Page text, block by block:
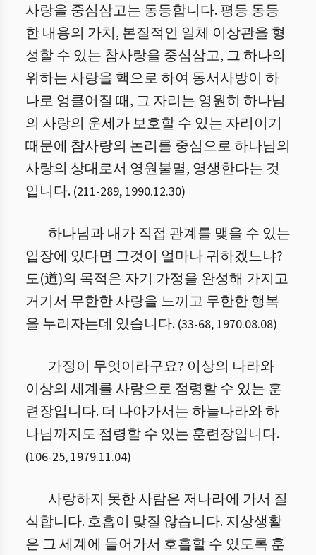
사랑을 중심삼고는 동등합니다. 평등 동등
한 내용의 가치, 본질적인 일체 이상관을 형
성할 수 있는 참사랑을 중심삼고, 그 하나의
위하는 사랑을 핵으로 하여 동서사방이 하
나로 엉클어질 때, 그 자리는 영원히 하나님
의 사랑의 운세가 보호할 수 있는 자리이기
때문에 참사랑의 논리를 중심으로 하나님의
사랑의 상대로서 영원불멸, 영생한다는 것
입니다. (211-289, 1990.12.30)
하나님과 내가 직접 관계를 맺을 수 있는
입장에 있다면 그것이 얼마나 귀하겠느냐?
도(道)의 목적은 자기 가정을 완성해 가지고
거기서 무한한 사랑을 느끼고 무한한 행복
을 누리자는데 있습니다. (33-68, 1970.08.08)
가정이 무엇이라구요? 이상의 나라와
이상의 세계를 사랑으로 점령할 수 있는 훈
련장입니다. 더 나아가서는 하늘나라와 하
나님까지도 점령할 수 있는 훈련장입니다.
(106-25, 1979.11.04)
사랑하지 못한 사람은 저나라에 가서 질
식합니다. 호흡이 맞질 않습니다. 지상생활
은 그 세계에 들어가서 호흡할 수 있도록 훈